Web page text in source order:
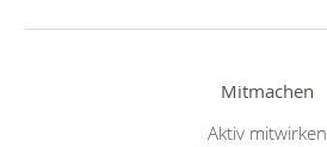
Mitmachen
Aktiv mitwirken